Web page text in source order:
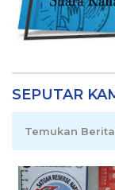
SEPUTAR
Temukan